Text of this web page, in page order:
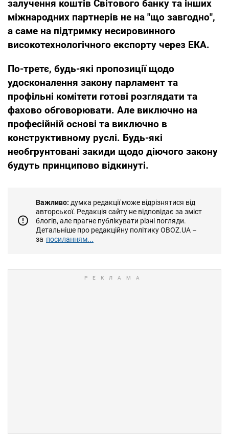
залучення коштів Світового банку та інших
міжнародних партнерів не на "що завгодно",
а саме на підтримку несировинного
високотехнологічного експорту через ЕКА.
По-третє, будь-які пропозиції щодо
удосконалення закону парламент та
профільні комітети готові розглядати та
фахово обговорювати. Але виключно на
професійній основі та виключно в
конструктивному руслі. Будь-які
необгрунтовані закиди щодо діючого закону
будуть принципово відкинуті.
Важливо: думка редакції може відрізнятися від
авторської. Редакція сайту не відповідає за зміст
блогів, але прагне публікувати різні погляди.
Детальніше про редакційну політику OBOZ.UA –
за посиланням...